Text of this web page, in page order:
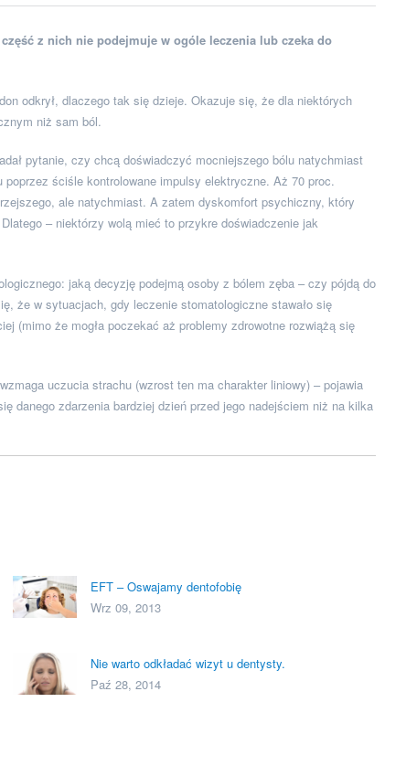
z nich nie podejmuje w ogóle leczenia lub czeka do
odkrył, dlaczego tak się dzieje. Okazuje się, że dla niektórych
niż sam ból.
pytanie, czy chcą doświadczyć mocniejszego bólu natychmiast
ściśle kontrolowane impulsy elektryczne. Aż 70 proc.
ale natychmiast. A zatem dyskomfort psychiczny, który
– niektórzy wolą mieć to przykre doświadczenie jak
jaką decyzję podejmą osoby z bólem zęba – czy pójdą do
że w sytuacjach, gdy leczenie stomatologiczne stawało się
(mimo że mogła poczekać aż problemy zdrowotne rozwiążą się
uczucia strachu (wzrost ten ma charakter liniowy) – pojawia
danego zdarzenia bardziej dzień przed jego nadejściem niż na kilka
EFT – Oswajamy dentofobię
Wrz 09, 2013
Nie warto odkładać wizyt u dentysty.
Paź 28, 2014